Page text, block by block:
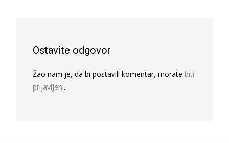
Ostavite odgovor
Žao nam je, da bi postavili komentar, morate biti
prijavljeni.